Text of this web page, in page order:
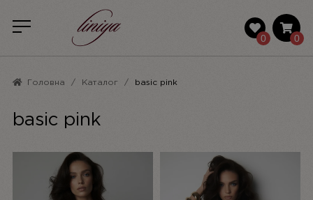
0
0
Головна Каталог basic pink
basic pink